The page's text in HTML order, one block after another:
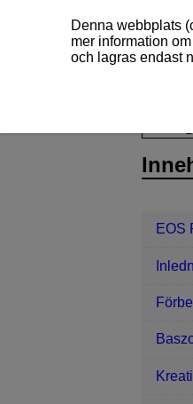
EOS
Denna webbplats
mer information
och lagras endast